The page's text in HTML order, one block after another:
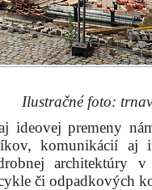
Ilustračné foto:
ideovej premeny
komunikácií aj
architektúry v
či odpadkových